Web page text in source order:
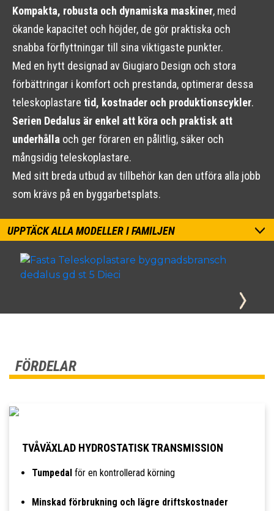
Kompakta, robusta och dynamiska maskiner, med
ökande kapacitet och höjder, de gör praktiska och
snabba förflyttningar till sina viktigaste punkter.
Med en hytt designad av Giugiaro Design och stora
förbättringar i komfort och prestanda, optimerar dessa
teleskoplastare tid, kostnader och produktionscykler.
Serien Dedalus är enkel att köra och praktisk att
underhålla och ger föraren en pålitlig, säker och
mångsidig teleskoplastare.
Med sitt breda utbud av tillbehör kan den utföra alla jobb
som krävs på en byggarbetsplats.
UPPTÄCK ALLA MODELLER I FAMILJEN
FÖRDELAR
TVÅVÄXLAD HYDROSTATISK TRANSMISSION
Tumpedal för en kontrollerad körning
Minskad förbrukning och lägre driftskostnader